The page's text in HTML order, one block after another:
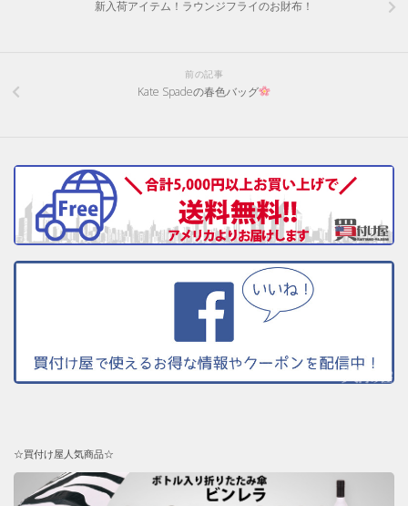
新入荷アイテム！ラウンジフライのお財布！
前の記事
Kate Spadeの春色バッグ
☆買付け屋人気商品☆